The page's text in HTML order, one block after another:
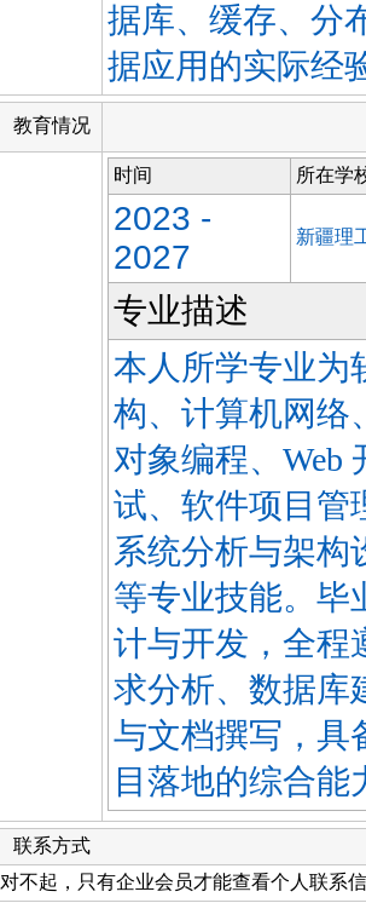
据库、缓存、分
据应用的实际经
教育情况
时间 所在学
2023 -
2027
新疆理
专业描述
本人所学专业为
构、计算机网络
对象编程、Web
试、软件项目管
系统分析与架构
等专业技能。毕
计与开发，全程
求分析、数据库
与文档撰写，具
目落地的综合能
联系方式
对不起，只有企业会员才能查看个人联系